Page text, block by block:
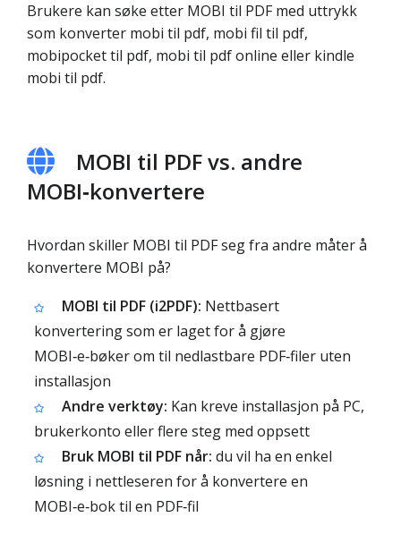
Brukere kan søke etter MOBI til PDF med uttrykk
som konverter mobi til pdf, mobi fil til pdf,
mobipocket til pdf, mobi til pdf online eller kindle
mobi til pdf.
MOBI til PDF vs. andre
MOBI‑konvertere
Hvordan skiller MOBI til PDF seg fra andre måter å
konvertere MOBI på?
MOBI til PDF (i2PDF): Nettbasert
konvertering som er laget for å gjøre
MOBI‑e‑bøker om til nedlastbare PDF‑filer uten
installasjon
Andre verktøy: Kan kreve installasjon på PC,
brukerkonto eller flere steg med oppsett
Bruk MOBI til PDF når: du vil ha en enkel
løsning i nettleseren for å konvertere en
MOBI‑e‑bok til en PDF‑fil